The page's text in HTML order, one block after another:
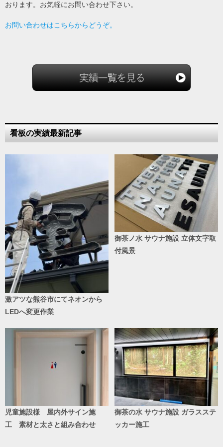
おります。お気軽にお問い合わせ下さい。
お問い合わせはこちらからどうぞ。
看板の実績最新記事
激アツな熊谷市にてネオンから
LEDへ変更作業
御茶ノ水 サウナ施設 立体文字取
付風景
児童施設様 屋内外サイン施
工 素材と太さと組み合わせ
御茶の水 サウナ施設 ガラスステ
ッカー施工